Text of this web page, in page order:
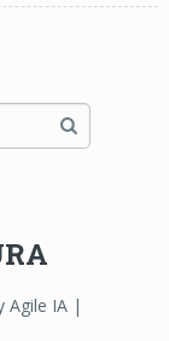
Agile IA |